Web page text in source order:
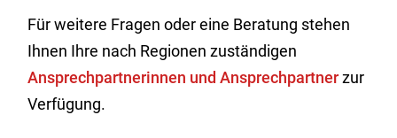
Für weitere Fragen oder eine Beratung stehen
Ihnen Ihre nach Regionen zuständigen
Ansprechpartnerinnen und Ansprechpartnerzur
Verfügung.